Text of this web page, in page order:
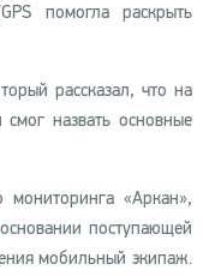
помогла раскрыть
рассказал, что на
назвать основные
«Аркан»,
поступающей
мобильный экипаж.